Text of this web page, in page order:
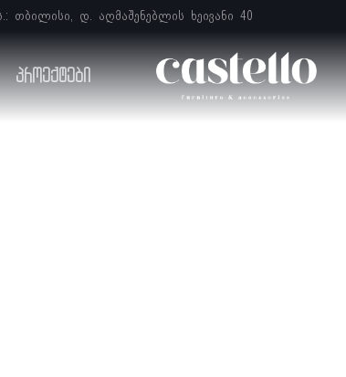
თბილისი, დ. აღმაშენებლის ხეივანი 40
პროექტები